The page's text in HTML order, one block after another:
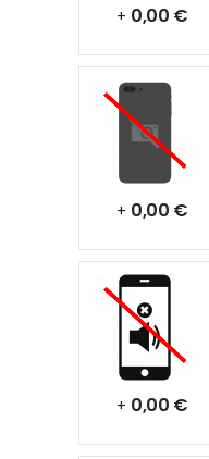
+ 0,00 €
+ 0,00 €
+ 0,00 €